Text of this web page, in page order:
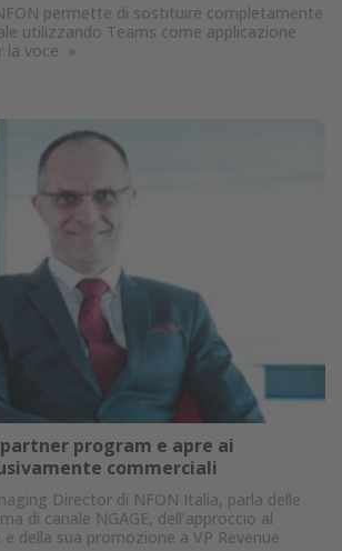
permette di sostituire completamente
utilizzando Teams come applicazione
la voce »
program e apre ai
commerciali
Director di NFON Italia, parla delle
di canale NGAGE, dell’approccio al
della sua promozione a VP Revenue